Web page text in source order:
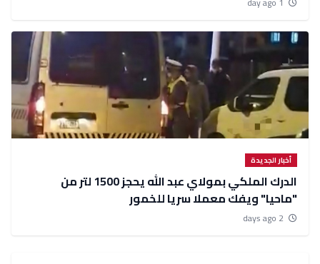
أخبار الجديدة
الدرك الملكي بمولاي عبد الله يحجز 1500 لتر من
"ماحيا" ويفك معملا سريا للخمور